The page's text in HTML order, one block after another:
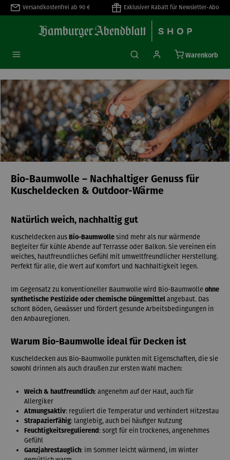
springen
Versandkostenfrei ab 90 € Exklusiver Rabatt für Newsletter-Abo
Warenkorb
Bio-Baumwolle – Nachhaltiger Genuss für
Kuscheldecken & Outdoor-Wärme
Natürlich weich, nachhaltig gut
Kuscheldecken aus Bio-Baumwolle sind mehr als nur wärmende
Begleiter für kühle Abende auf Terrasse oder Balkon. Sie vereinen ein
weiches, hautfreundliches Gefühl mit umweltfreundlicher Herstellung.
Perfekt für alle, die Wert auf Komfort und Nachhaltigkeit legen.
Im Gegensatz zu konventioneller Baumwolle wird Bio-Baumwolle ohne
synthetische Pestizide oder chemische Düngemittel angebaut. Das
schont Böden, Gewässer und fördert gesunde Arbeitsbedingungen in
den Anbauregionen.
Warum Bio-Baumwolle ideal für Decken ist
Kuscheldecken aus Bio-Baumwolle punkten mit Eigenschaften, die sie
sowohl drinnen als auch draußen zur ersten Wahl machen:
Weich & hautfreundlich: angenehm auf der Haut, auch für
Allergiker
Atmungsaktiv: reguliert die Temperatur und verhindert Hitzestau
Strapazierfähig: langlebig, auch bei häufiger Nutzung
Feuchtigkeitsregulierend: sorgt für ein trockenes, angenehmes
Gefühl
Ganzjahrestauglich: im Sommer leicht wärmend, im Winter